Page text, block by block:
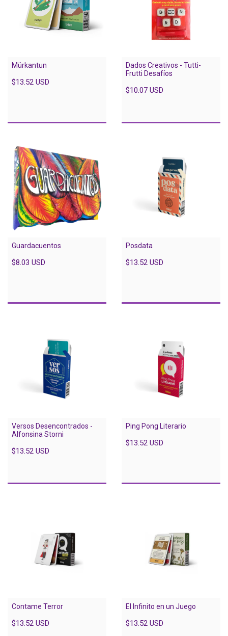
Mürkantun
$13.52 USD
Dados Creativos - Tutti-
Frutti Desafíos
$10.07 USD
Guardacuentos
$8.03 USD
Posdata
$13.52 USD
Versos Desencontrados -
Alfonsina Storni
$13.52 USD
Ping Pong Literario
$13.52 USD
Contame Terror
$13.52 USD
El Infinito en un Juego
$13.52 USD